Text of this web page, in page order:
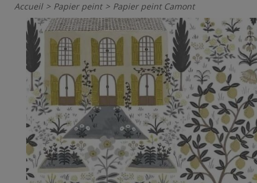
Accueil > Papier peint > Papier peint Camont